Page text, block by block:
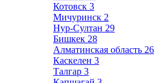
Котовск 3
Мичуринск 2
Нур-Султан 29
Бишкек 28
Алматинская область 26
Каскелен 3
Талгар 3